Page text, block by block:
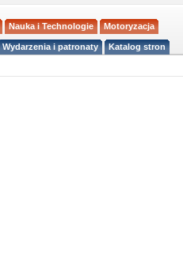
Nauka i Technologie Motoryzacja
Wydarzenia i patronaty Katalog stron